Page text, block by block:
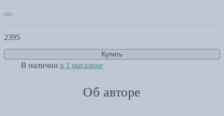
2395
Купить
В наличии в 1 магазине
Об авторе